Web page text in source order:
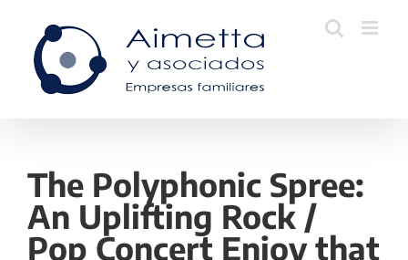
content
The Polyphonic Spree:
An Uplifting Rock /
Pop Concert Enjoy that